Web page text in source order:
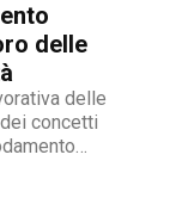
disabilità,
delle
delle
concetti